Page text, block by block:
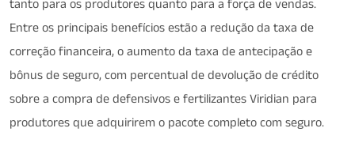
tanto para os produtores quanto para a força de vendas.
Entre os principais benefícios estão a redução da taxa de
correção financeira, o aumento da taxa de antecipação e
bônus de seguro, com percentual de devolução de crédito
sobre a compra de defensivos e fertilizantes Viridian para
produtores que adquirirem o pacote completo com seguro.